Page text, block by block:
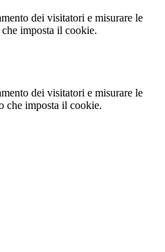
dei visitatori e misurare le
imposta il cookie.
dei visitatori e misurare le
che imposta il cookie.